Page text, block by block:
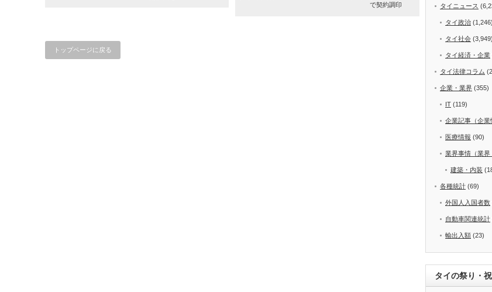
で契約調印
トップページに戻る
タイニュース
タイ政治 (1,246)
タイ社会 (3,949)
タイ経済・企業
タイ法律コラム
企業・業界 (355)
IT (119)
企業記事（企業
医療情報 (90)
業界事情（業界
建築・内装
各種統計 (69)
外国人入国者数
自動車関連統計
輸出入額 (23)
タイの祭り・